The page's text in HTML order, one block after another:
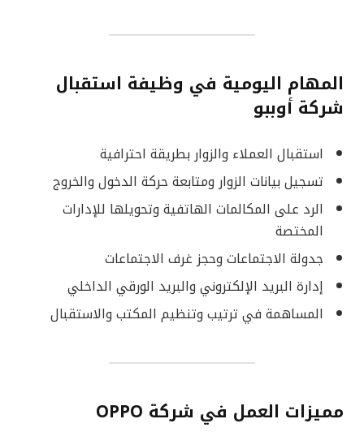
المهام اليومية في وظيفة استقبال
شركة أوببو
استقبال العملاء والزوار بطريقة احترافية
تسجيل بيانات الزوار ومتابعة حركة الدخول والخروج
الرد على المكالمات الهاتفية وتحويلها للإدارات
المختصة
جدولة الاجتماعات وحجز غرف الاجتماعات
إدارة البريد الإلكتروني والبريد الورقي الداخلي
المساهمة في ترتيب وتنظيم المكتب والاستقبال
مميزات العمل في شركة OPPO